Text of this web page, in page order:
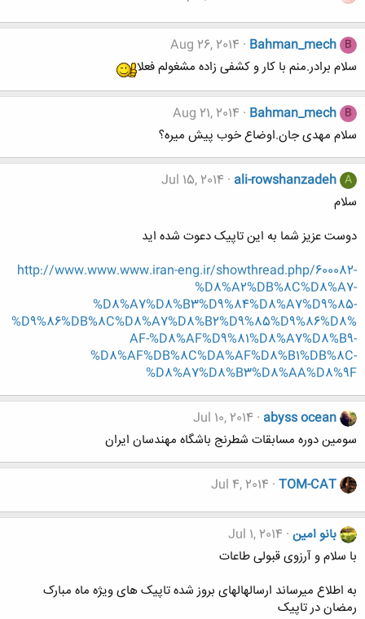
B
Bahman_mech
Aug 26, 2014
سلام برادر.منم با کار و کشفی زاده مشغولم فعلا
B
Bahman_mech
Aug 21, 2014
سلام مهدی جان.اوضاع خوب پیش میره؟
A
ali-rowshanzadeh
Jul 15, 2014
سلام
دوست عزیز شما به این تاپیک دعوت شده اید
http://www.www.www.iran-eng.ir/showthread.php/600082-
%D8%A2%DB%8C%D8%A7-
%D8%A7%D8%B3%D9%84%D8%A7%D9%85-
%D9%86%DB%8C%D8%A7%D8%B2%D9%85%D9%86%D8%
AF-%D8%AF%D9%81%D8%A7%D8%B9-
%D8%AF%DB%8C%DA%AF%D8%B1%DB%8C-
%D8%A7%D8%B3%D8%AA%D8%9F
abyss ocean
Jul 10, 2014
سومین دوره مسابقات شطرنج باشگاه مهندسان ایران
TOM-CAT
Jul 4, 2014
بانو امین Jul 1, 2014
با سلام و آرزوی قبولی طاعات
به اطلاع میرساند ارسالهالهای بروز شده تاپیک های ویژه ماه مبارک
رمضان در تاپیک